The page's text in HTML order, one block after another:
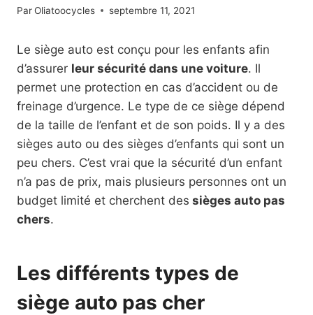
ParOliatoocycles septembre 11, 2021
Le siège auto est conçu pour les enfants afin
d’assurer leur sécurité dans une voiture. Il
permet une protection en cas d’accident ou de
freinage d’urgence. Le type de ce siège dépend
de la taille de l’enfant et de son poids. Il y a des
sièges auto ou des sièges d’enfants qui sont un
peu chers. C’est vrai que la sécurité d’un enfant
n’a pas de prix, mais plusieurs personnes ont un
budget limité et cherchent des sièges auto pas
chers.
Les différents types de
siège auto pas cher